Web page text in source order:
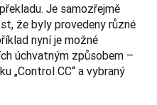
Je samozřejmě
že byly provedeny různé
nyní je možné
úchvatným způsobem –
„Control CC“ a vybraný